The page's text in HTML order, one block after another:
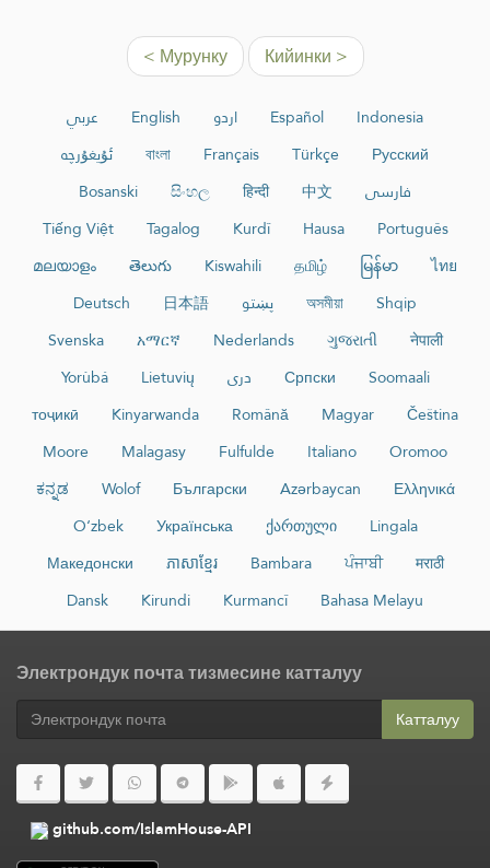
< Мурунку Кийинки >
عربي English اردو Español
Indonesia
ئۇيغۇرچە
বাংলা Français Türkçe
Русский
Bosanski
සිංහල हिन्दी 中文
فارسی
Tiếng Việt
Tagalog Kurdî Hausa
Português
മലയാളം
తెలుగు Kiswahili தமிழ் မြန်မာ
ไทย
Deutsch
日本語 پښتو অসমীয়া
Shqip
Svenska
አማርኛ Nederlands ગુજરાતી
नेपाली
Yorùbá
Lietuvių دری Српски
Soomaali
тоҷикӣ
Kinyarwanda Română Magyar
Čeština
Moore
Malagasy Fulfulde Italiano
Oromoo
ಕನ್ನಡ
Wolof Български Azərbaycan
Ελληνικά
O‘zbek
Українська ქართული
Lingala
Македонски
ភាសាខ្មែរ Bambara ਪੰਜਾਬੀ
मराठी
Dansk
Kirundi Kurmancî Bahasa Melayu
Электрондук почта тизмесине катталуу
Катталуу
github.com/IslamHouse-API